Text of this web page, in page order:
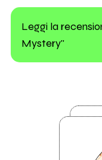
Leggi la
Mystery"